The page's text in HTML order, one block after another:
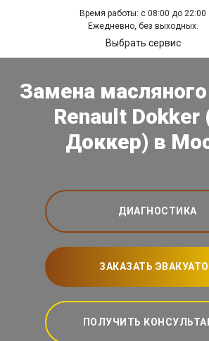
Время работы: с 08:00 до 22:00
Ежедневно, без выходных.
Выбрать сервис
Замена
Renault Dokker
Доккер) в
ДИАГНОСТИКА
ЗАКАЗАТЬ
ПОЛУЧИТЬ